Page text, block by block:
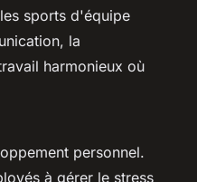
sports d'équipe
la
harmonieux où
personnel.
à gérer le stress